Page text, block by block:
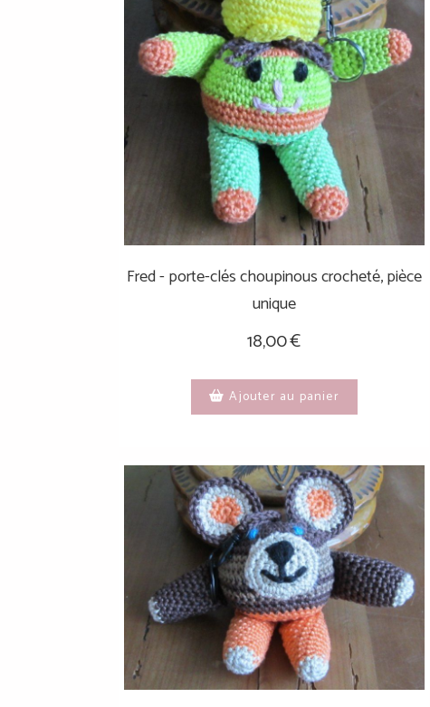
Fred - porte-clés choupinous crocheté, pièce
unique
18,00€
Ajouter au panier